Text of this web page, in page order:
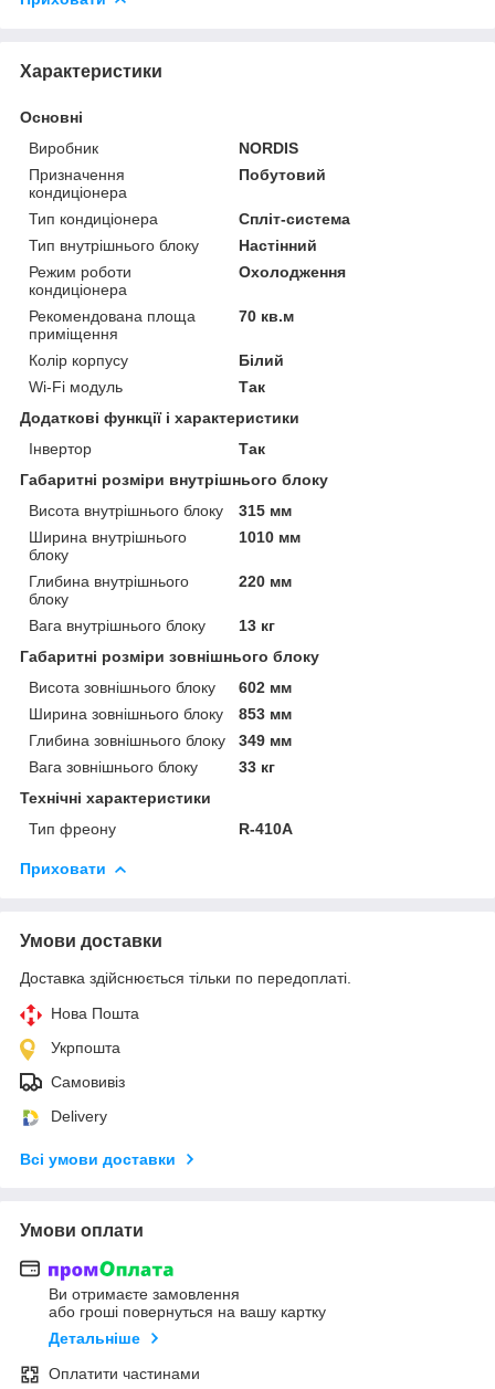
Характеристики
Основні
Виробник
NORDIS
Призначення
кондиціонера
Побутовий
Тип кондиціонера
Спліт-система
Тип внутрішнього блоку
Настінний
Режим роботи
кондиціонера
Охолодження
Рекомендована площа
приміщення
70 кв.м
Колір корпусу
Білий
Wi-Fi модуль
Так
Додаткові функції і характеристики
Інвертор
Так
Габаритні розміри внутрішнього блоку
Висота внутрішнього блоку
315 мм
Ширина внутрішнього
блоку
1010 мм
Глибина внутрішнього
блоку
220 мм
Вага внутрішнього блоку
13 кг
Габаритні розміри зовнішнього блоку
Висота зовнішнього блоку
602 мм
Ширина зовнішнього блоку
853 мм
Глибина зовнішнього блоку
349 мм
Вага зовнішнього блоку
33 кг
Технічні характеристики
Тип фреону
R-410A
Приховати
Умови доставки
Доставка здійснюється тільки по передоплаті.
Нова Пошта
Укрпошта
Самовивіз
Delivery
Всі умови доставки
Умови оплати
Ви отримаєте замовлення
або гроші повернуться на вашу картку
Детальніше
Оплатити частинами